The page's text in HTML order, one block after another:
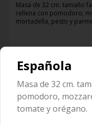
Masa de 32 cm. tamaño
rellena con pomodoro,
mortadella, pesto y
Napoletana
Masa de 32 cm. tamaño
rellena con pomodoro,
tomate, jamón artesanal,
Española
Masa de 32 cm.
pomodoro,
tomate y orégano.